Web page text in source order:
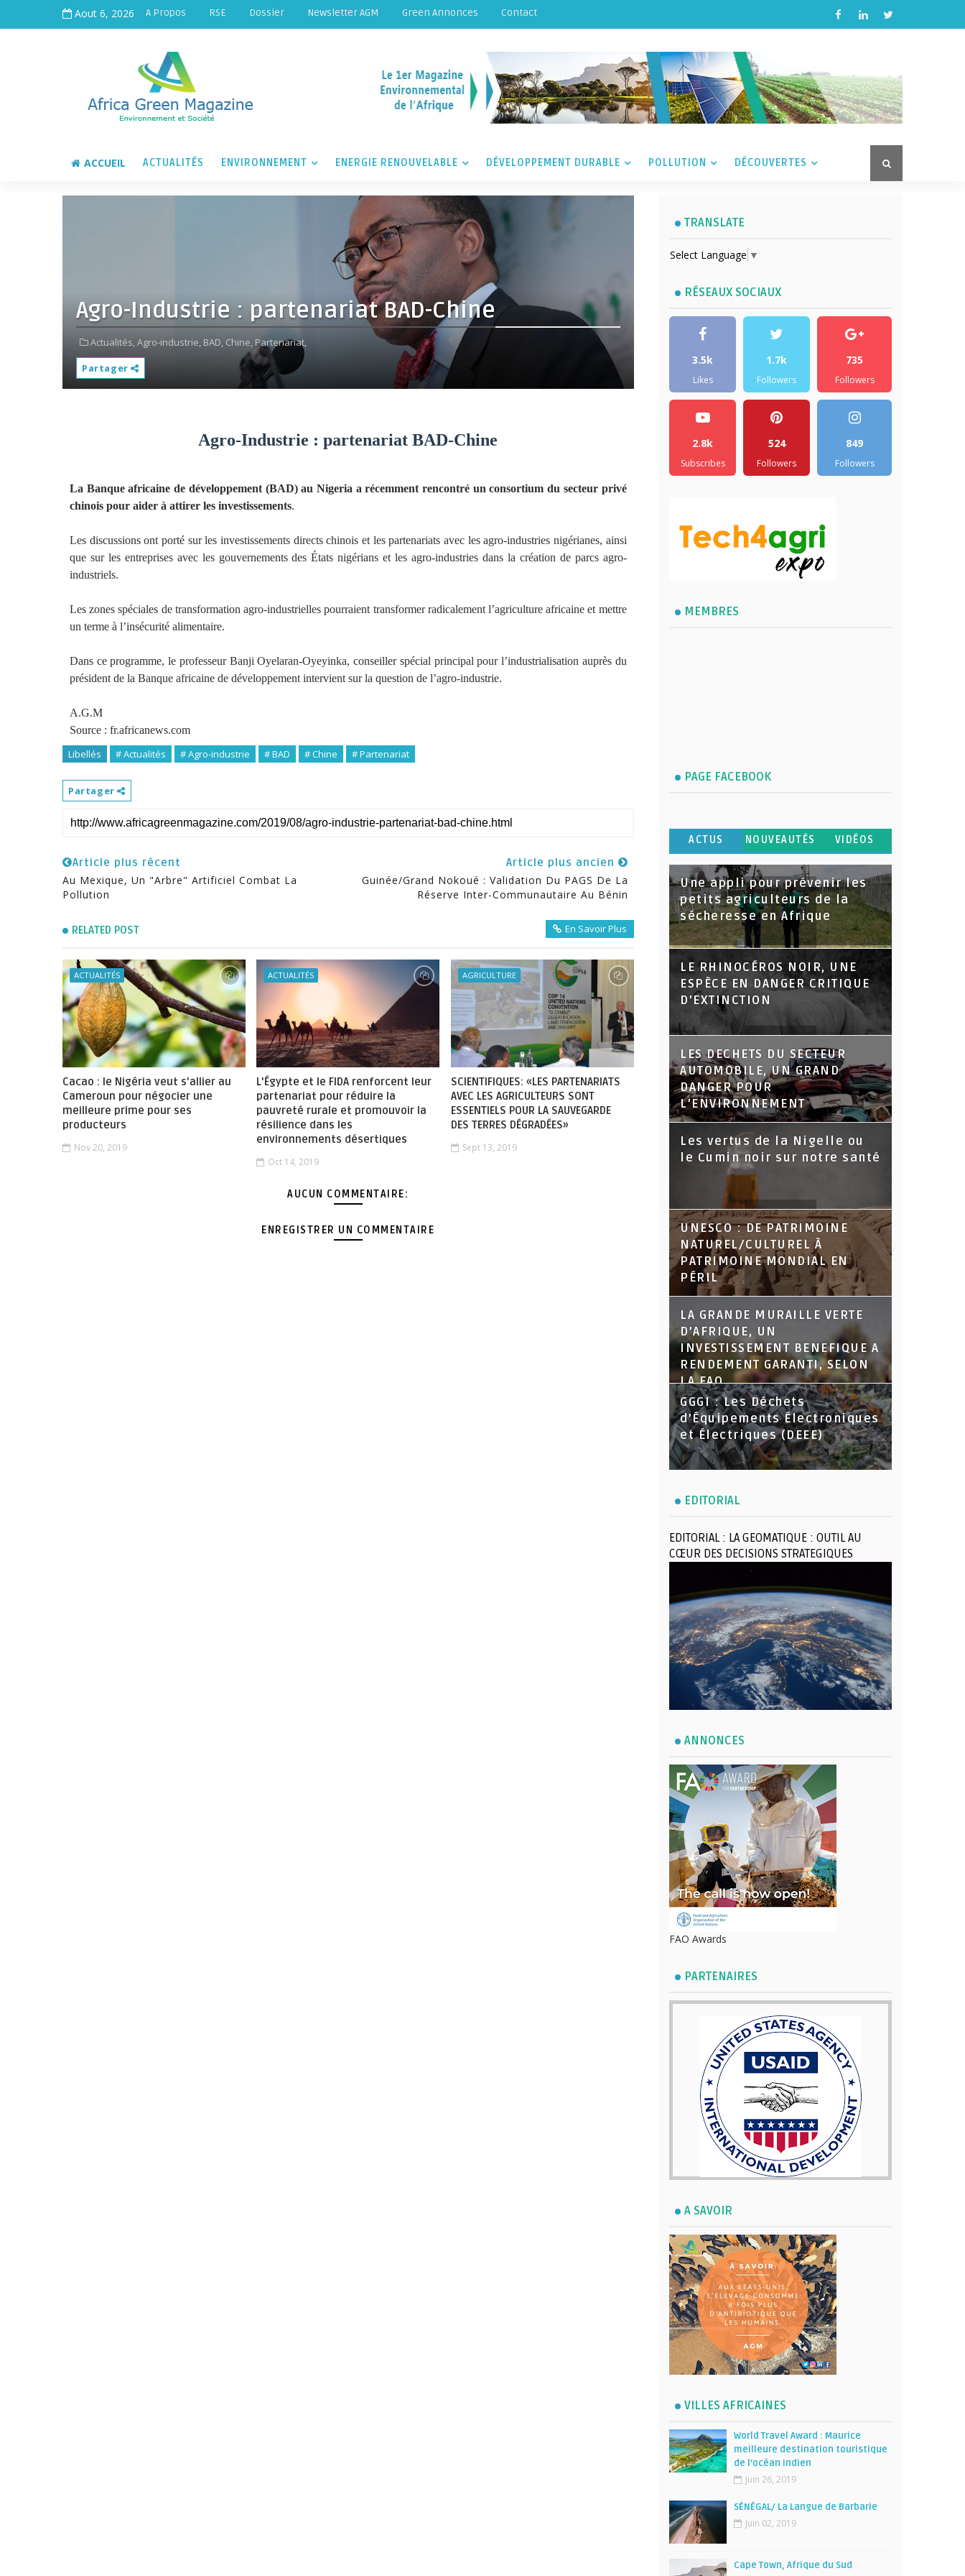
Aout 6, 2026 A Propos RSE Dossier Newsletter AGM Green Annonces Contact
ACCUEIL ACTUALITÉS ENVIRONNEMENT ENERGIE RENOUVELABLE DÉVELOPPEMENT DURABLE POLLUTION DÉCOUVERTES
Agro-Industrie : partenariat BAD-Chine
Actualités,Agro-industrie, BAD, Chine, Partenariat,
Partager
Agro-Industrie : partenariat BAD-Chine
La Banque africaine de développement (BAD) au Nigeria a récemment rencontré un consortium du secteur privé
chinois pour aider à attirer les investissements.
Les discussions ont porté sur les investissements directs chinois et les partenariats avec les agro-industries nigérianes, ainsi
que sur les entreprises avec les gouvernements des États nigérians et les agro-industries dans la création de parcs agro-
industriels.
Les zones spéciales de transformation agro-industrielles pourraient transformer radicalement l’agriculture africaine et mettre
un terme à l’insécurité alimentaire.
Dans ce programme, le professeur Banji Oyelaran-Oyeyinka, conseiller spécial principal pour l’industrialisation auprès du
président de la Banque africaine de développement intervient sur la question de l’agro-industrie.
A.G.M
Source : fr.africanews.com
Libellés # Actualités # Agro-industrie # BAD # Chine # Partenariat
Partager
Article plus récent
Au Mexique, Un "arbre" Artificiel Combat La
Pollution
Article plus ancien
Guinée/Grand Nokoué : Validation Du PAGS De La
Réserve Inter-Communautaire Au Bénin
RELATED POST En Savoir Plus
ACTUALITÉS
Cacao : le Nigéria veut s’allier au
Cameroun pour négocier une
meilleure prime pour ses
producteurs
Nov 20, 2019
ACTUALITÉS
L'Égypte et le FIDA renforcent leur
partenariat pour réduire la
pauvreté rurale et promouvoir la
résilience dans les
environnements désertiques
Oct 14, 2019
AGRICULTURE
SCIENTIFIQUES: «LES PARTENARIATS
AVEC LES AGRICULTEURS SONT
ESSENTIELS POUR LA SAUVEGARDE
DES TERRES DÉGRADÉES»
Sept 13, 2019
AUCUN COMMENTAIRE:
ENREGISTRER UN COMMENTAIRE
TRANSLATE
Select Language ▼
RÉSEAUX SOCIAUX
3.5k
Likes
1.7k
Followers
735
Followers
2.8k
Subscribes
524
Followers
849
Followers
MEMBRES
PAGE FACEBOOK
ACTUS NOUVEAUTÉS VIDÉOS
Une appli pour prévenir les
petits agriculteurs de la
sécheresse en Afrique
LE RHINOCÉROS NOIR, UNE
ESPÈCE EN DANGER CRITIQUE
D’EXTINCTION
LES DECHETS DU SECTEUR
AUTOMOBILE, UN GRAND
DANGER POUR
L’ENVIRONNEMENT
Les vertus de la Nigelle ou
le Cumin noir sur notre santé
UNESCO : DE PATRIMOINE
NATUREL/CULTUREL À
PATRIMOINE MONDIAL EN
PÉRIL
LA GRANDE MURAILLE VERTE
D’AFRIQUE, UN
INVESTISSEMENT BENEFIQUE A
RENDEMENT GARANTI, SELON
LA FAO
GGGI : Les Déchets
d’Équipements Électroniques
et Électriques (DEEE)
EDITORIAL
EDITORIAL : LA GEOMATIQUE : OUTIL AU
CŒUR DES DECISIONS STRATEGIQUES
ANNONCES
FAO Awards
PARTENAIRES
A SAVOIR
VILLES AFRICAINES
World Travel Award : Maurice
meilleure destination touristique
de l’océan Indien
Juin 26, 2019
SÉNÉGAL/ La Langue de Barbarie
Juin 02, 2019
Cape Town, Afrique du Sud